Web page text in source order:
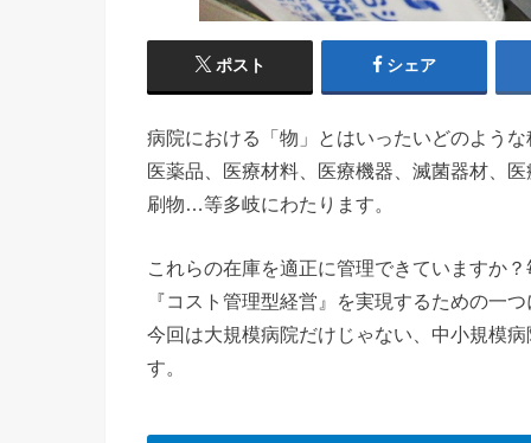
ポスト シェア
病院における「物」とはいったいどのよう
医薬品、医療材料、医療機器、滅菌器材、
刷物…等多岐にわたります。
これらの在庫を適正に管理できていますか
『コスト管理型経営』を実現するための一
今回は大規模病院だけじゃない、中小規模
す。